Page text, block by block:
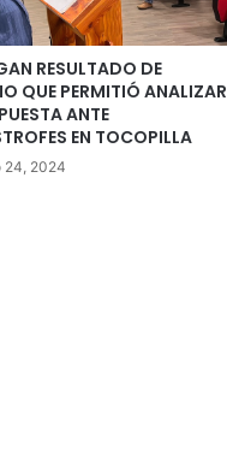
RESULTADO DE
QUE PERMITIÓ ANALIZAR
ANTE
EN TOCOPILLA
24, 2024